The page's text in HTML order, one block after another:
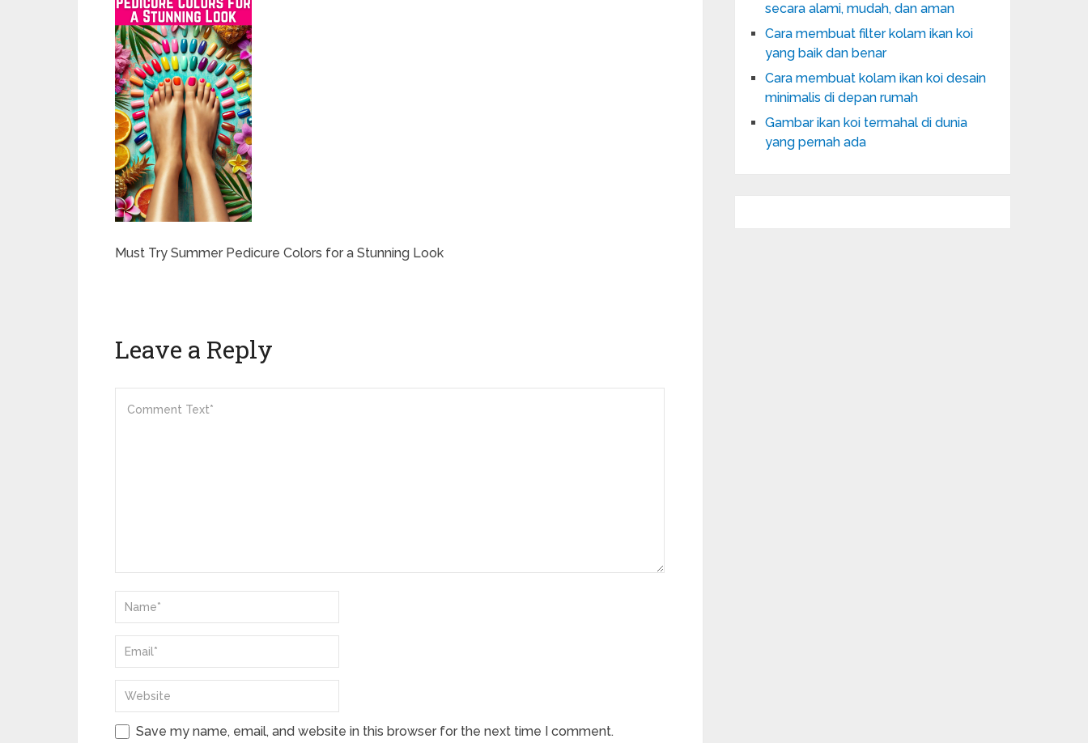
Must Try Summer Pedicure Colors for a Stunning Look
Leave a Reply
Save my name, email, and website in this browser for the next time I comment.
secara alami, mudah, dan aman
Cara membuat filter kolam ikan koi
yang baik dan benar
Cara membuat kolam ikan koi desain
minimalis di depan rumah
Gambar ikan koi termahal di dunia
yang pernah ada